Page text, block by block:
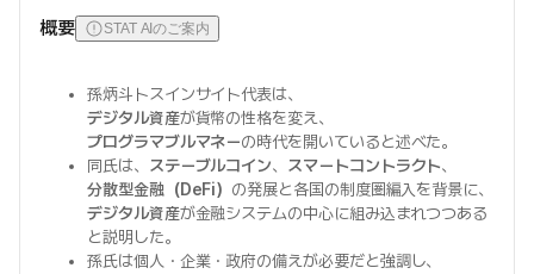
概要 STAT AIのご案内
孫炳斗トスインサイト代表は、
デジタル資産が貨幣の性格を変え、
プログラマブルマネーの時代を開いていると述べた。
同氏は、 ステーブルコイン、 スマートコントラクト、
分散型金融（DeFi） の発展と各国の制度圏編入を背景に、
デジタル資産が金融システムの中心に組み込まれつつある
と説明した。
孫氏は個人・企業・政府の備えが必要だと強調し、